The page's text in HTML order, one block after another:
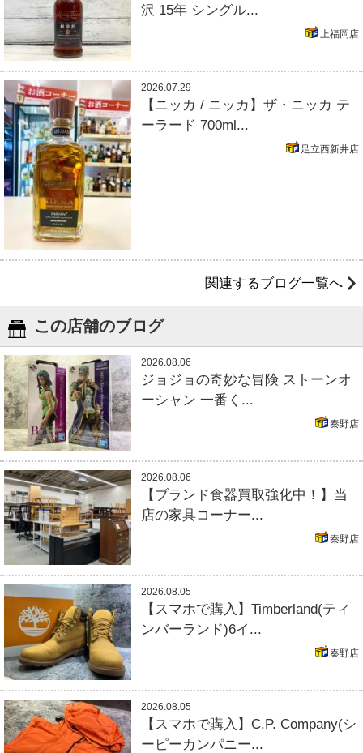
沢 15年 シングル...
上福岡店
2026.07.29
【ニッカ / ニッカ】ザ・ニッカ テ
ーラード 700ml...
足立西新井店
関連するブログ一覧へ
この店舗のブログ
2026.08.06
ジョジョの奇妙な冒険 ストーンオ
ーシャン 一番く...
秦野店
2026.08.06
【ブランド食器買取強化中！】当
店の家具コーナー...
秦野店
2026.08.05
【スマホで購入】Timberland(ティ
ンバーランド)6イ...
秦野店
2026.08.05
【スマホで購入】C.P. Company(シ
ーピーカンパニー...